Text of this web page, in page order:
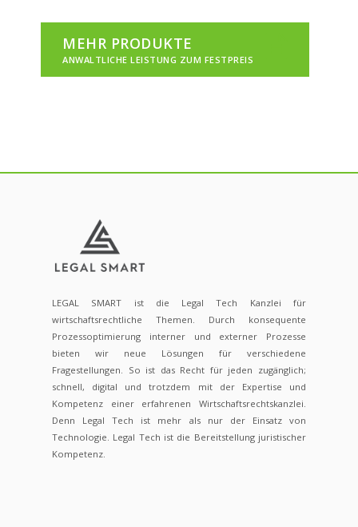
MEHR PRODUKTE
ANWALTLICHE LEISTUNG ZUM FESTPREIS
LEGAL SMART ist die Legal Tech Kanzlei für
wirtschaftsrechtliche Themen. Durch konsequente
Prozessoptimierung interner und externer Prozesse
bieten wir neue Lösungen für verschiedene
Fragestellungen. So ist das Recht für jeden zugänglich;
schnell, digital und trotzdem mit der Expertise und
Kompetenz einer erfahrenen Wirtschaftsrechtskanzlei.
Denn Legal Tech ist mehr als nur der Einsatz von
Technologie. Legal Tech ist die Bereitstellung juristischer
Kompetenz.